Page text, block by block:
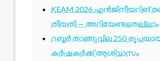
KEAM 2026
തീയതി — അറിയേണ്ടതെല്ലാം
റബ്ബർ താങ്ങുവില 250
കർഷകർക്ക് ആശ്വാസം